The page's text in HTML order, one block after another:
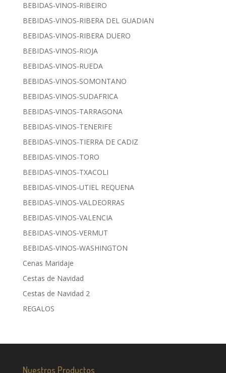
BEBIDAS-VINOS-RIBEIRO
BEBIDAS-VINOS-RIBERA DEL GUADIAN
BEBIDAS-VINOS-RIBERA DUERO
BEBIDAS-VINOS-RIOJA
BEBIDAS-VINOS-RUEDA
BEBIDAS-VINOS-SOMONTANO
BEBIDAS-VINOS-SUDAFRICA
BEBIDAS-VINOS-TARRAGONA
BEBIDAS-VINOS-TENERIFE
BEBIDAS-VINOS-TIERRA DE CADIZ
BEBIDAS-VINOS-TORO
BEBIDAS-VINOS-TXACOLI
BEBIDAS-VINOS-UTIEL REQUENA
BEBIDAS-VINOS-VALDEORRAS
BEBIDAS-VINOS-VALENCIA
BEBIDAS-VINOS-VERMUT
BEBIDAS-VINOS-WASHINGTON
Cenas Maridaje
Cestas de Navidad
Cestas de Navidad 2
REGALOS
Nuestros Productos